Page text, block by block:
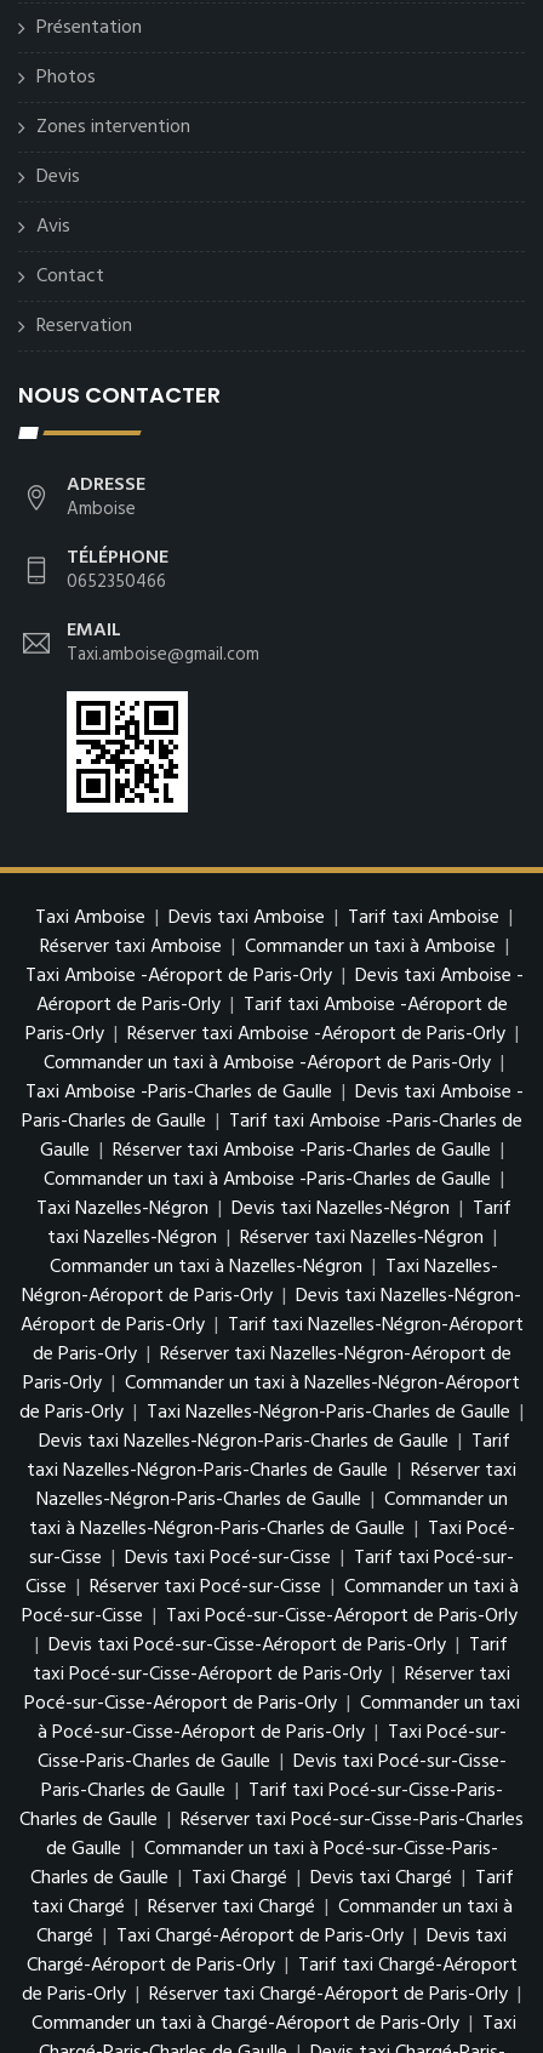
Présentation
Photos
Zones intervention
Devis
Avis
Contact
Reservation
NOUS CONTACTER
ADRESSE
Amboise
TÉLÉPHONE
0652350466
EMAIL
Taxi.amboise@gmail.com
Taxi Amboise | Devis taxi Amboise | Tarif taxi Amboise |
Réserver taxi Amboise | Commander un taxi à Amboise |
Taxi Amboise -Aéroport de Paris-Orly | Devis taxi Amboise -
Aéroport de Paris-Orly | Tarif taxi Amboise -Aéroport de
Paris-Orly | Réserver taxi Amboise -Aéroport de Paris-Orly |
Commander un taxi à Amboise -Aéroport de Paris-Orly |
Taxi Amboise -Paris-Charles de Gaulle | Devis taxi Amboise -
Paris-Charles de Gaulle | Tarif taxi Amboise -Paris-Charles de
Gaulle | Réserver taxi Amboise -Paris-Charles de Gaulle |
Commander un taxi à Amboise -Paris-Charles de Gaulle |
Taxi Nazelles-Négron | Devis taxi Nazelles-Négron | Tarif
taxi Nazelles-Négron | Réserver taxi Nazelles-Négron |
Commander un taxi à Nazelles-Négron | Taxi Nazelles-
Négron-Aéroport de Paris-Orly | Devis taxi Nazelles-Négron-
Aéroport de Paris-Orly | Tarif taxi Nazelles-Négron-Aéroport
de Paris-Orly | Réserver taxi Nazelles-Négron-Aéroport de
Paris-Orly | Commander un taxi à Nazelles-Négron-Aéroport
de Paris-Orly | Taxi Nazelles-Négron-Paris-Charles de Gaulle |
Devis taxi Nazelles-Négron-Paris-Charles de Gaulle | Tarif
taxi Nazelles-Négron-Paris-Charles de Gaulle | Réserver taxi
Nazelles-Négron-Paris-Charles de Gaulle | Commander un
taxi à Nazelles-Négron-Paris-Charles de Gaulle | Taxi Pocé-
sur-Cisse | Devis taxi Pocé-sur-Cisse | Tarif taxi Pocé-sur-
Cisse | Réserver taxi Pocé-sur-Cisse | Commander un taxi à
Pocé-sur-Cisse | Taxi Pocé-sur-Cisse-Aéroport de Paris-Orly
| Devis taxi Pocé-sur-Cisse-Aéroport de Paris-Orly | Tarif
taxi Pocé-sur-Cisse-Aéroport de Paris-Orly | Réserver taxi
Pocé-sur-Cisse-Aéroport de Paris-Orly | Commander un taxi
à Pocé-sur-Cisse-Aéroport de Paris-Orly | Taxi Pocé-sur-
Cisse-Paris-Charles de Gaulle | Devis taxi Pocé-sur-Cisse-
Paris-Charles de Gaulle | Tarif taxi Pocé-sur-Cisse-Paris-
Charles de Gaulle | Réserver taxi Pocé-sur-Cisse-Paris-Charles
de Gaulle | Commander un taxi à Pocé-sur-Cisse-Paris-
Charles de Gaulle | Taxi Chargé | Devis taxi Chargé | Tarif
taxi Chargé | Réserver taxi Chargé | Commander un taxi à
Chargé | Taxi Chargé-Aéroport de Paris-Orly | Devis taxi
Chargé-Aéroport de Paris-Orly | Tarif taxi Chargé-Aéroport
de Paris-Orly | Réserver taxi Chargé-Aéroport de Paris-Orly |
Commander un taxi à Chargé-Aéroport de Paris-Orly | Taxi